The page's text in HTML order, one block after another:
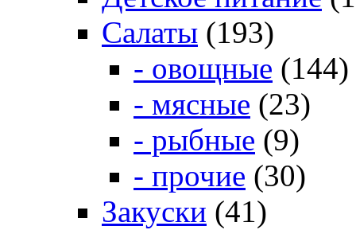
Салаты (193)
- овощные (144)
- мясные (23)
- рыбные (9)
- прочие (30)
Закуски (41)